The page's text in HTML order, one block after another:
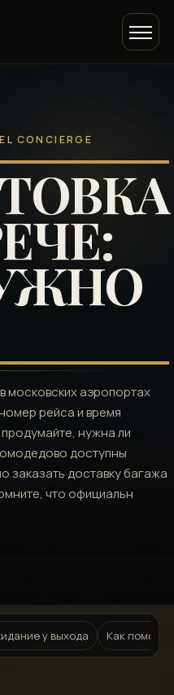
CONCIERGE
московских аэропортах
рейса и время
нужна ли
доступны
заказать доставку багажа
что официальн
у выхода Как помочь